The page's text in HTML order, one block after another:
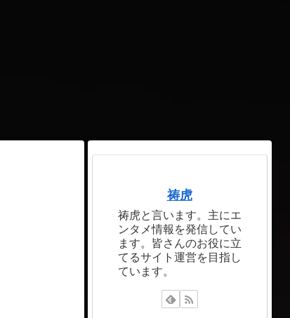
祷虎
祷虎と言います。主にエ
ンタメ情報を発信してい
ます。皆さんのお役に立
てるサイト運営を目指し
ています。